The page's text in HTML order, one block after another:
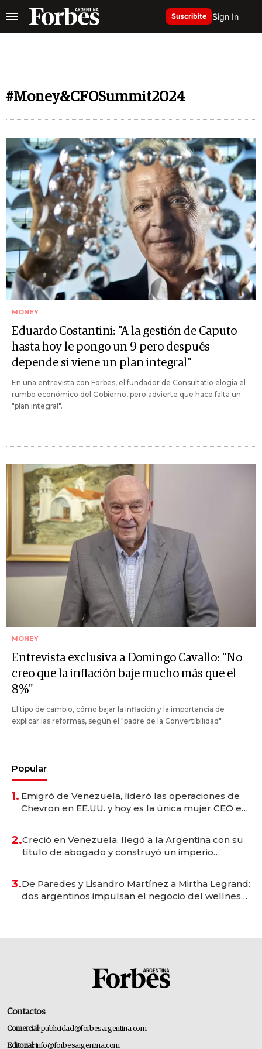
Suscribite Sign In
#Money&CFOSummit2024
MONEY
Eduardo Costantini: "A la gestión de Caputo
hasta hoy le pongo un 9 pero después
depende si viene un plan integral"
En una entrevista con Forbes, el fundador de Consultatio elogia el
rumbo económico del Gobierno, pero advierte que hace falta un
"plan integral".
MONEY
Entrevista exclusiva a Domingo Cavallo: "No
creo que la inflación baje mucho más que el
8%"
El tipo de cambio, cómo bajar la inflación y la importancia de
explicar las reformas, según el "padre de la Convertibilidad".
Popular
1. Emigró de Venezuela, lideró las operaciones de
Chevron en EE.UU. y hoy es la única mujer CEO en
2.Creció en Venezuela, llegó a la Argentina con su
título de abogado y construyó un imperio
3.De Paredes y Lisandro Martínez a Mirtha Legrand:
dos argentinos impulsan el negocio del wellness
Contactos
Comercial:publicidad@forbesargentina.com
Editorial:info@forbesargentina.com